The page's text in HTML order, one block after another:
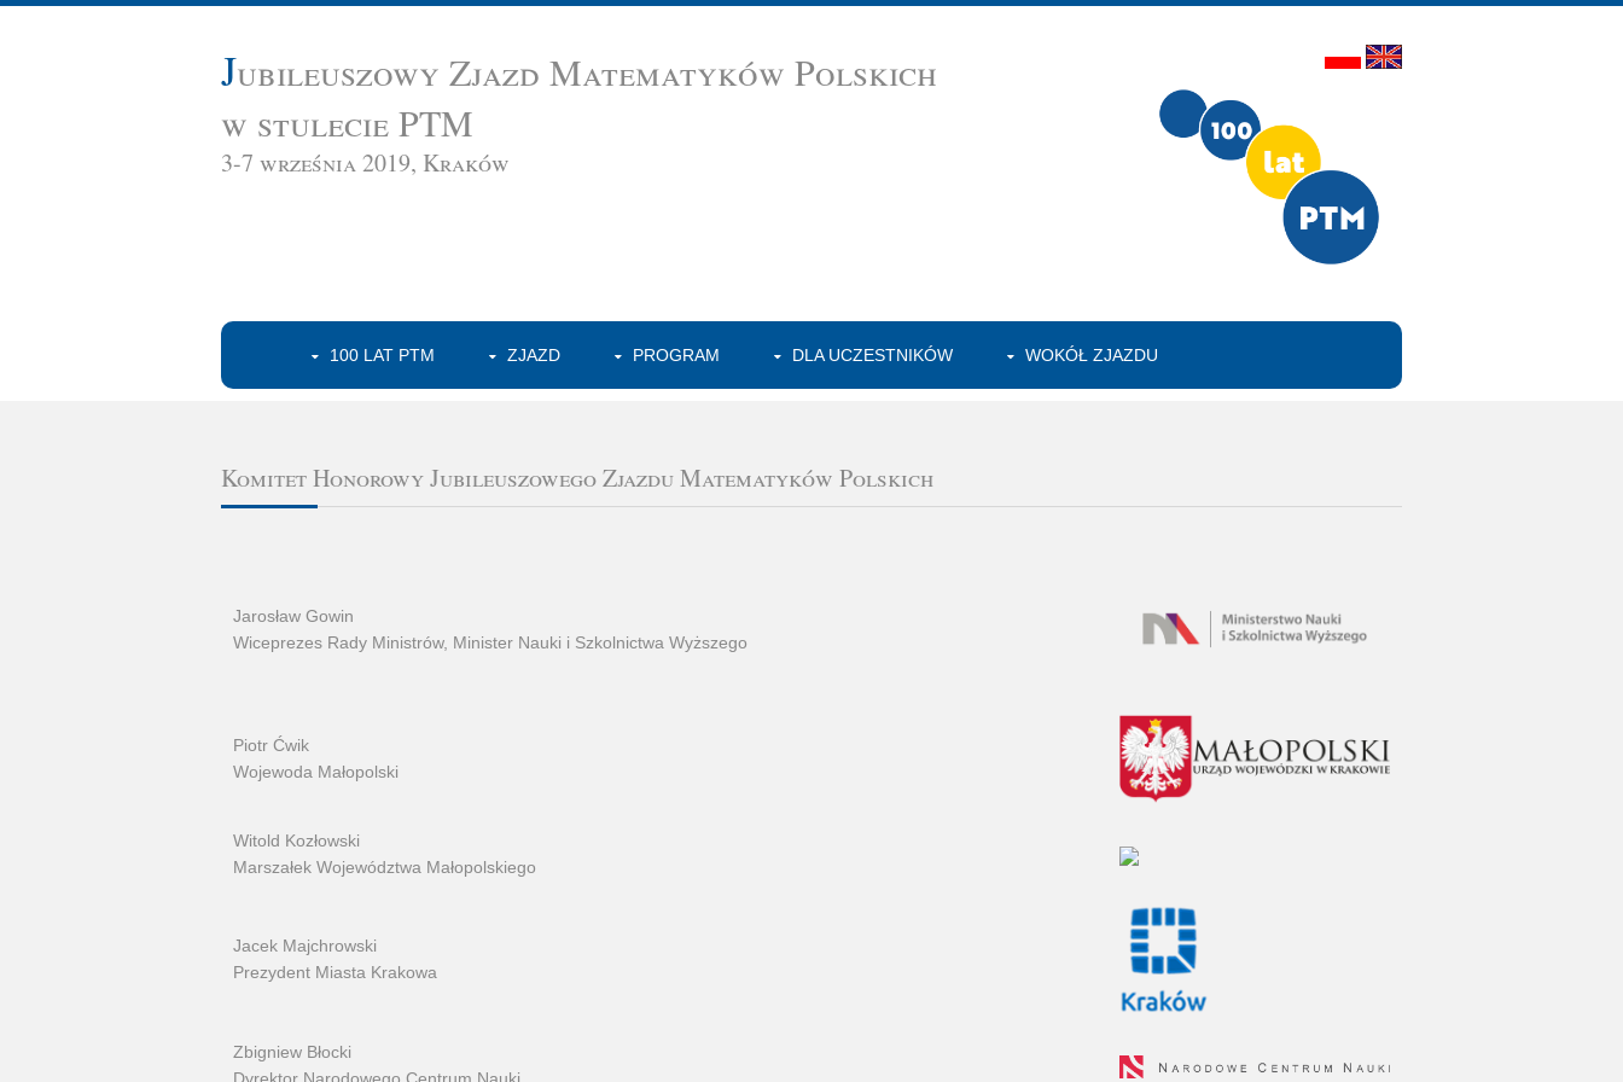
Jubileuszowy Zjazd Matematyków Polskich
w stulecie PTM
3-7 września 2019, Kraków
100 LAT PTM ZJAZD PROGRAM DLA UCZESTNIKÓW WOKÓŁ ZJAZDU
Komitet Honorowy Jubileuszowego Zjazdu Matematyków Polskich
Jarosław Gowin
Wiceprezes Rady Ministrów, Minister Nauki i Szkolnictwa Wyższego
Piotr Ćwik
Wojewoda Małopolski
Witold Kozłowski
Marszałek Województwa Małopolskiego
Jacek Majchrowski
Prezydent Miasta Krakowa
Zbigniew Błocki